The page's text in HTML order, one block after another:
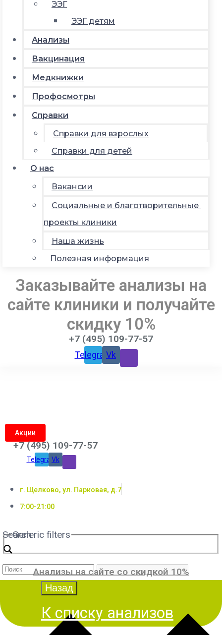
ЭЭГ
ЭЭГ детям
Анализы
Вакцинация
Медкнижки
Профосмотры
Справки
Справки для взрослых
Справки для детей
О нас
Вакансии
Социальные и благотворительные
проекты клиники
Наша жизнь
Полезная информация
Заказывайте анализы на
сайте клиники и получайте
скидку 10%
+7 (495) 109-77-57
TelegramVk
Акции
+7 (495) 109-77-57
TelegramVk
г. Щелково, ул. Парковая, д.7
7:00-21:00
Search
Generic filters
Анализы на сайте со скидкой 10%
К списку анализов